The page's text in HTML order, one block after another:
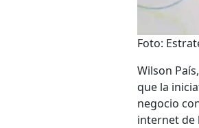
Foto:
Wilson
que la
negocio
internet de